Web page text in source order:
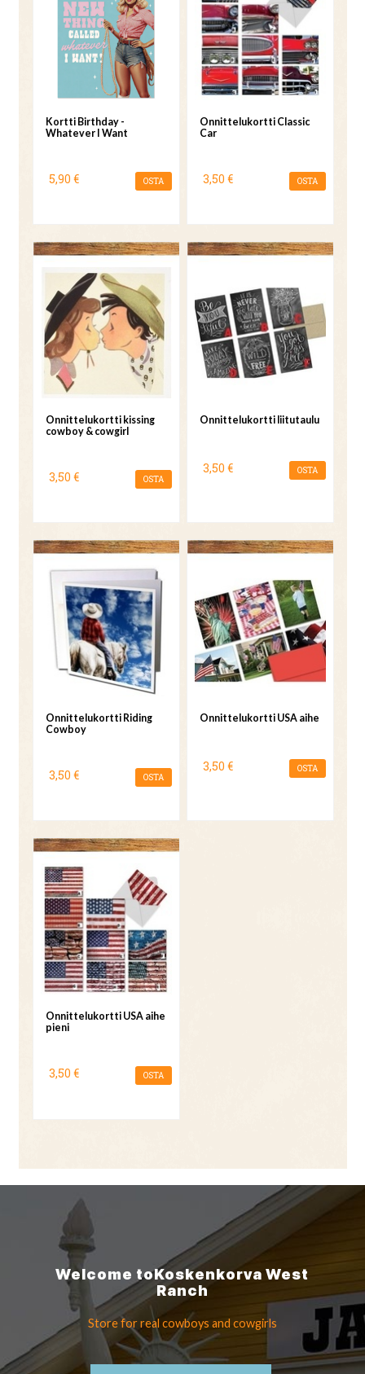
Kortti Birthday -
Whatever I Want
5,90 € OSTA
Onnittelukortti Classic
Car
3,50 € OSTA
Onnittelukortti kissing
cowboy & cowgirl
3,50 € OSTA
Onnittelukortti liitutaulu
3,50 € OSTA
Onnittelukortti Riding
Cowboy
3,50 € OSTA
Onnittelukortti USA aihe
3,50 € OSTA
Onnittelukortti USA aihe
pieni
3,50 € OSTA
Welcome toKoskenkorvaWest
Ranch
Store for real cowboys and cowgirls